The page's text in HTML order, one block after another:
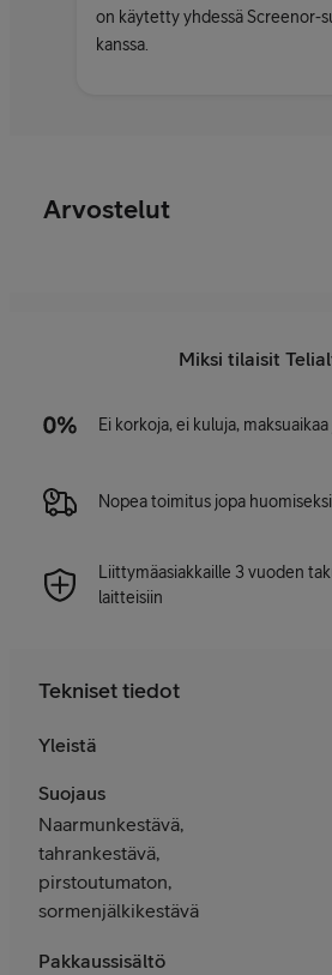
on käytetty yhdessä Screenor-
kanssa.
Arvostelut
Miksi tilaisit
Ei korkoja, ei kuluja,
Nopea toimitus jopa huomiseksi
Liittymäasiakkaille 3 vuoden
laitteisiin
Tekniset tiedot
Yleistä
Suojaus
Naarmunkestävä,
tahrankestävä,
pirstoutumaton,
sormenjälkikestävä
Pakkaussisältö